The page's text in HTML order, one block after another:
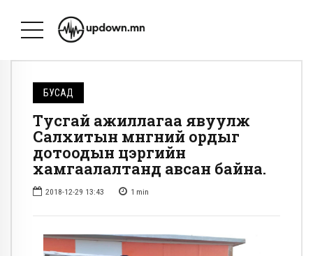
БУСАД
Тусгай ажиллагаа явуулж
Салхитын мѳнгѳний ордыг
дотоодын цэргийн
хамгаалалтанд авсан байна.
2018-12-29 13:43 1 min